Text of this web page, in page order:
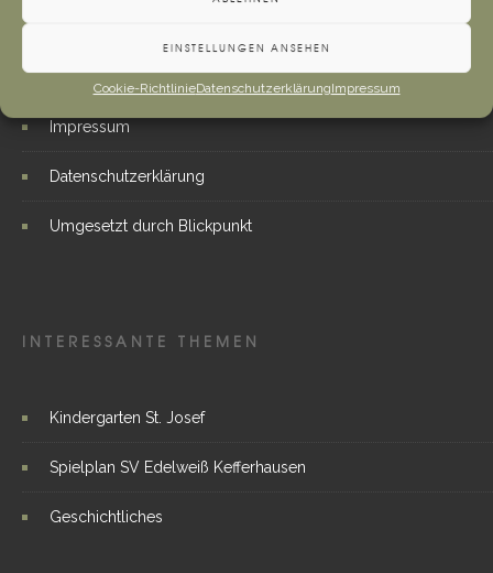
EINSTELLUNGEN ANSEHEN
Cookie-RichtlinieDatenschutzerklärungImpressum
Kontakt
Impressum
Datenschutzerklärung
Umgesetzt durch Blickpunkt
INTERESSANTE THEMEN
Kindergarten St. Josef
Spielplan SV Edelweiß Kefferhausen
Geschichtliches